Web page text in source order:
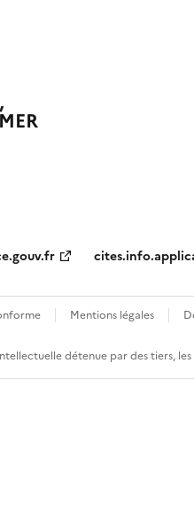
Mentions légales
détenue par des tiers,